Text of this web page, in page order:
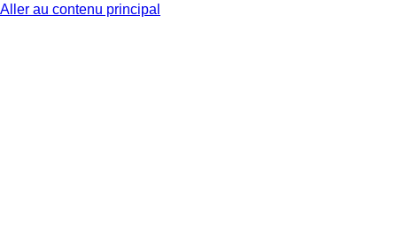
Aller au contenu principal